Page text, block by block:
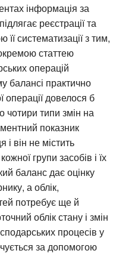
інформація за
реєстрації та
систематизації з тим,
статтею
операцій
балансі практично
операції довелося б
чотири типи змін на
показник
він не містить
групи засобів і їх
баланс дає оцінку
а облік,
потребує ще й
облік стану і змін
процесів у
за допомогою